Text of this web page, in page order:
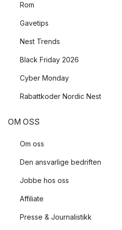
Rom
Gavetips
Nest Trends
Black Friday 2026
Cyber Monday
Rabattkoder Nordic Nest
OM OSS
Om oss
Den ansvarlige bedriften
Jobbe hos oss
Affiliate
Presse & Journalistikk